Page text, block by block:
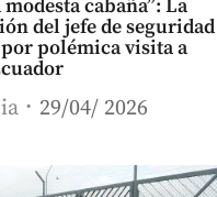
cabaña”: La
del jefe de seguridad
polémica visita a
29/04/ 2026